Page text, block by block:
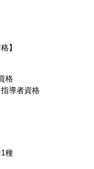
】
格
導者資格
種